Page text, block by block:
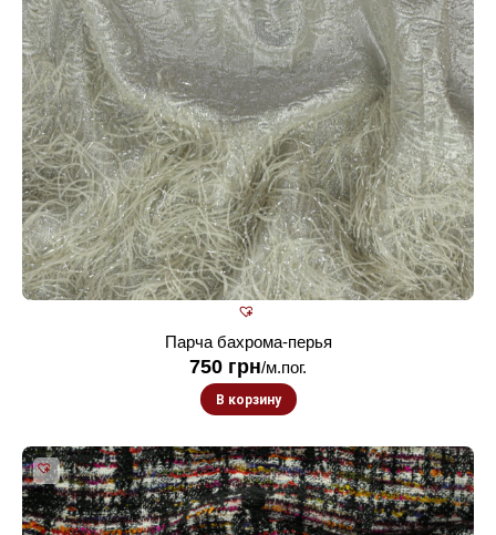
Парча бахрома-перья
750 грн/м.пог.
В корзину